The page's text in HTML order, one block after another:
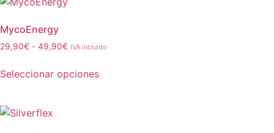
MycoEnergy
29,90€ - 49,90€ IVA incluido
Seleccionar opciones